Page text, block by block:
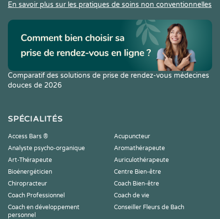
En savoir plus sur les pratiques de soins non conventionnelles
Comparatif des solutions de prise de rendez-vous médecines
douces de 2026
SPÉCIALITÉS
Access Bars ®
Acupuncteur
Analyste psycho-organique
Aromathérapeute
Art-Thérapeute
Auriculothérapeute
Bioénergéticien
Centre Bien-être
Chiropracteur
Coach Bien-être
Coach Professionnel
Coach de vie
Coach en développement
personnel
Conseiller Fleurs de Bach